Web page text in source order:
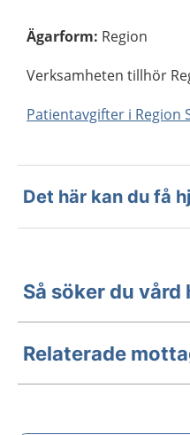
Ägarform: Region
Verksamheten tillhör
Patientavgifter i Region
Det här kan du få
Så söker du vård
Relaterade